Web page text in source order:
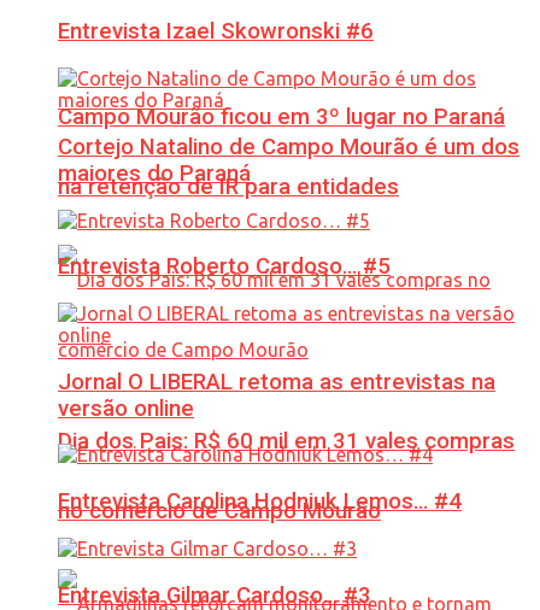
Campo Mourão ficou em 3º lugar no Paraná
na retenção de IR para entidades
Dia dos Pais: R$ 60 mil em 31 vales compras
no comércio de Campo Mourão
Entrevista Izael Skowronski #6
Cortejo Natalino de Campo Mourão é um dos
maiores do Paraná
Entrevista Roberto Cardoso… #5
Jornal O LIBERAL retoma as entrevistas na
versão online
Entrevista Carolina Hodniuk Lemos… #4
Entrevista Gilmar Cardoso… #3